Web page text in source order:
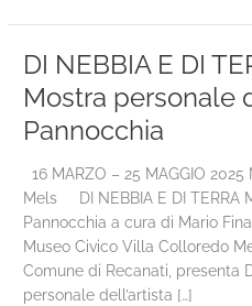
DI NEBBIA E DI
Mostra personale
Pannocchia
16 MARZO – 25 MAGGIO
Mels DI NEBBIA E DI TERRA
Pannocchia a cura di Mario
Museo Civico Villa Colloredo
Comune di Recanati, presenta
personale dell’artista […]